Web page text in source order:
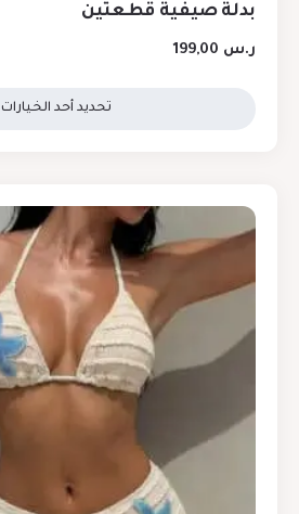
بدلة صيفية قطعتين
ر.س
تحديد أحد الخيارات